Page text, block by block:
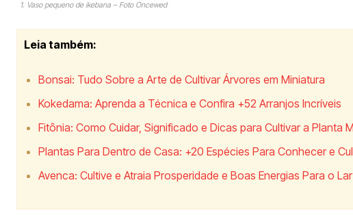
1. Vaso pequeno de ikebana – Foto Oncewed
Leia também:
Bonsai: Tudo Sobre a Arte de Cultivar Árvores em Miniatura
Kokedama: Aprenda a Técnica e Confira +52 Arranjos Incríveis
Fitônia: Como Cuidar, Significado e Dicas para Cultivar a Planta
Plantas Para Dentro de Casa: +20 Espécies Para Conhecer e
Avenca: Cultive e Atraia Prosperidade e Boas Energias Para o Lar